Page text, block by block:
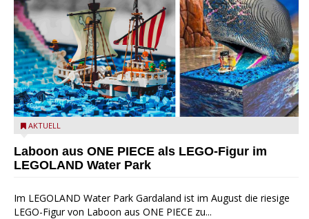
Laboon aus ONE PIECE als LEGO-Figur im LEGOLAND Water
AKTUELL
Laboon aus ONE PIECE als LEGO-Figur im
LEGOLAND Water Park
Im LEGOLAND Water Park Gardaland ist im August die riesige
LEGO-Figur von Laboon aus ONE PIECE zu...